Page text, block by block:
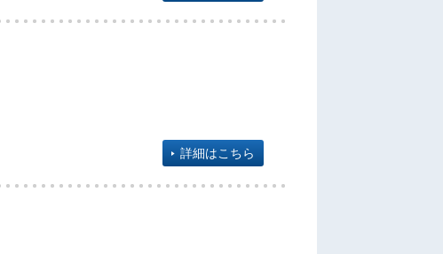
詳細はこちら